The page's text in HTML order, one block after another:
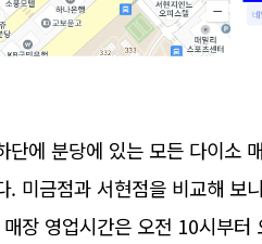
에 분당에 있는 모든 다이소
. 미금점과 서현점을 비교해 보
장 영업시간은 오전 10시부